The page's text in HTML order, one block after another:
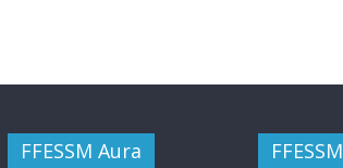
FFESSM Aura FFESSM